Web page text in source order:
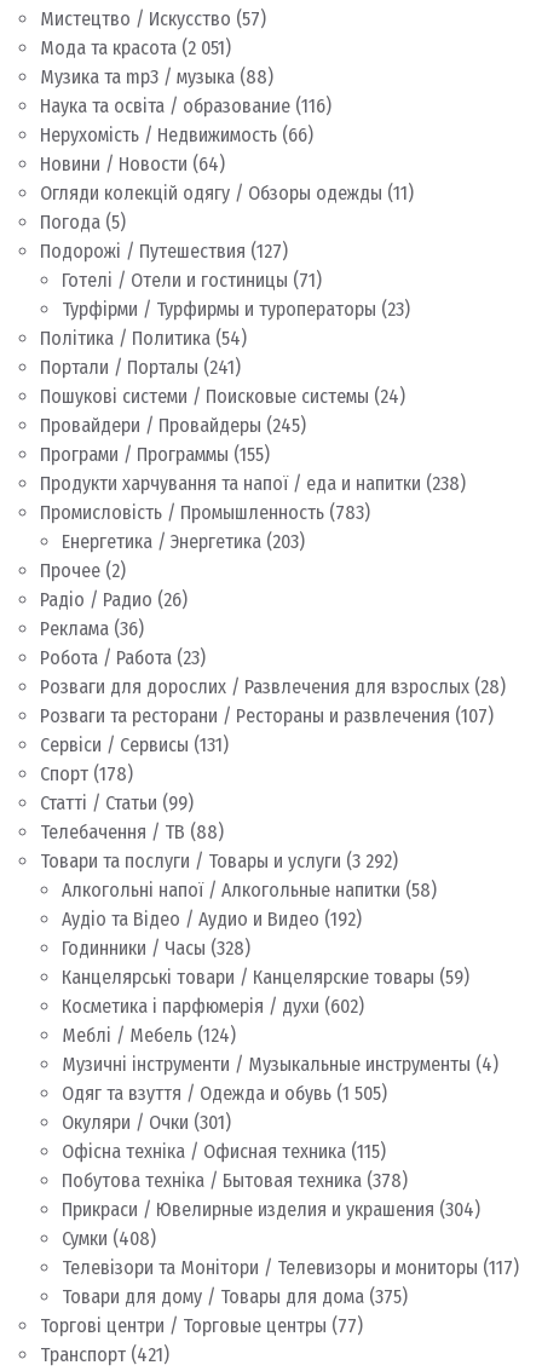
Мистецтво / Искусство (57)
Мода та красота (2 051)
Музика та mp3 / музыка (88)
Наука та освіта / образование (116)
Нерухомість / Недвижимость (66)
Новини / Новости (64)
Огляди колекцій одягу / Обзоры одежды (11)
Погода (5)
Подорожі / Путешествия (127)
Готелі / Отели и гостиницы (71)
Турфірми / Турфирмы и туроператоры (23)
Політика / Политика (54)
Портали / Порталы (241)
Пошукові системи / Поисковые системы (24)
Провайдери / Провайдеры (245)
Програми / Программы (155)
Продукти харчування та напої / еда и напитки (238)
Промисловість / Промышленность (783)
Енергетика / Энергетика (203)
Прочее (2)
Радіо / Радио (26)
Реклама (36)
Робота / Работа (23)
Розваги для дорослих / Развлечения для взрослых (28)
Розваги та ресторани / Рестораны и развлечения (107)
Сервіси / Сервисы (131)
Спорт (178)
Статті / Статьи (99)
Телебачення / ТВ (88)
Товари та послуги / Товары и услуги (3 292)
Алкогольні напої / Алкогольные напитки (58)
Аудіо та Відео / Аудио и Видео (192)
Годинники / Часы (328)
Канцелярські товари / Канцелярские товары (59)
Косметика і парфюмерія / духи (602)
Меблі / Мебель (124)
Музичні інструменти / Музыкальные инструменты (4)
Одяг та взуття / Одежда и обувь (1 505)
Окуляри / Очки (301)
Офісна техніка / Офисная техника (115)
Побутова техніка / Бытовая техника (378)
Прикраси / Ювелирные изделия и украшения (304)
Сумки (408)
Телевізори та Монітори / Телевизоры и мониторы (117)
Товари для дому / Товары для дома (375)
Торгові центри / Торговые центры (77)
Транспорт (421)